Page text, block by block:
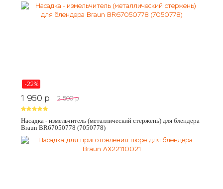
-22%
1 950 p 2 500 p
Насадка - измельчитель (металлический стержень) для блендера
Braun BR67050778 (7050778)